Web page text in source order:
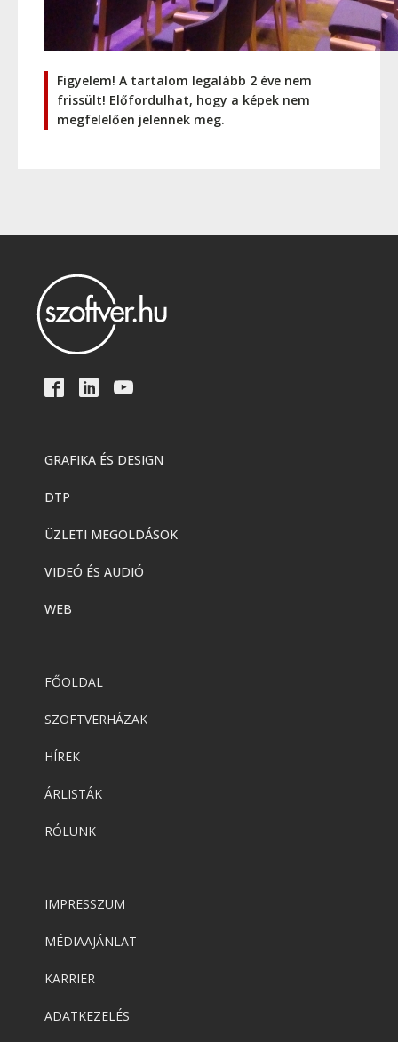
Figyelem! A tartalom legalább 2 éve nem
frissült! Előfordulhat, hogy a képek nem
megfelelően jelennek meg.
GRAFIKA ÉS DESIGN
DTP
ÜZLETI MEGOLDÁSOK
VIDEÓ ÉS AUDIÓ
WEB
FŐOLDAL
SZOFTVERHÁZAK
HÍREK
ÁRLISTÁK
RÓLUNK
IMPRESSZUM
MÉDIAAJÁNLAT
KARRIER
ADATKEZELÉS